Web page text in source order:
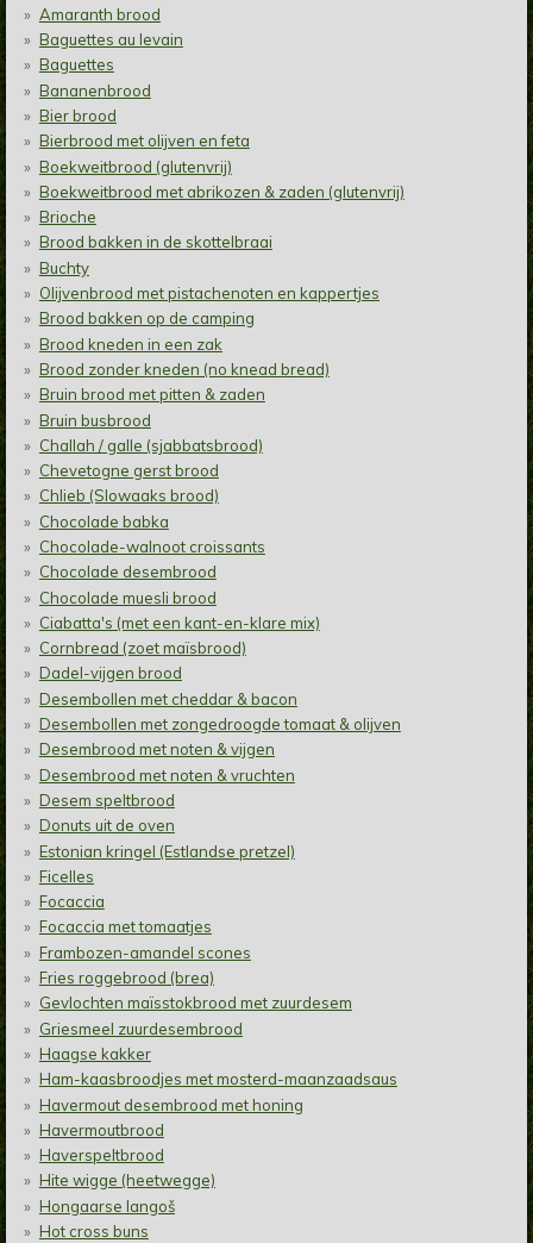
Amaranth brood
Baguettes au levain
Baguettes
Bananenbrood
Bier brood
Bierbrood met olijven en feta
Boekweitbrood (glutenvrij)
Boekweitbrood met abrikozen & zaden (glutenvrij)
Brioche
Brood bakken in de skottelbraai
Buchty
Olijvenbrood met pistachenoten en kappertjes
Brood bakken op de camping
Brood kneden in een zak
Brood zonder kneden (no knead bread)
Bruin brood met pitten & zaden
Bruin busbrood
Challah / galle (sjabbatsbrood)
Chevetogne gerst brood
Chlieb (Slowaaks brood)
Chocolade babka
Chocolade-walnoot croissants
Chocolade desembrood
Chocolade muesli brood
Ciabatta's (met een kant-en-klare mix)
Cornbread (zoet maïsbrood)
Dadel-vijgen brood
Desembollen met cheddar & bacon
Desembollen met zongedroogde tomaat & olijven
Desembrood met noten & vijgen
Desembrood met noten & vruchten
Desem speltbrood
Donuts uit de oven
Estonian kringel (Estlandse pretzel)
Ficelles
Focaccia
Focaccia met tomaatjes
Frambozen-amandel scones
Fries roggebrood (brea)
Gevlochten maïsstokbrood met zuurdesem
Griesmeel zuurdesembrood
Haagse kakker
Ham-kaasbroodjes met mosterd-maanzaadsaus
Havermout desembrood met honing
Havermoutbrood
Haverspeltbrood
Hite wigge (heetwegge)
Hongaarse langoš
Hot cross buns